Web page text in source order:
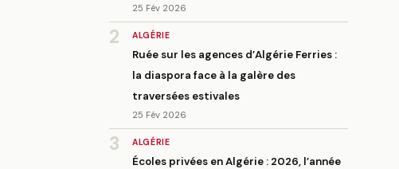
25 Fév 2026
2 ALGÉRIE
Ruée sur les agences d’Algérie Ferries :
la diaspora face à la galère des
traversées estivales
25 Fév 2026
3 ALGÉRIE
Écoles privées en Algérie : 2026, l’année